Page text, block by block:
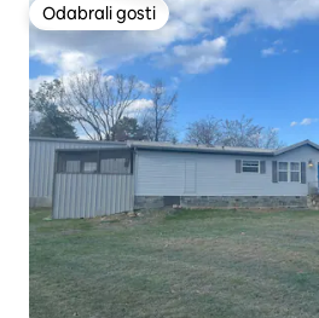
Odabrali gosti
Odabrali gosti